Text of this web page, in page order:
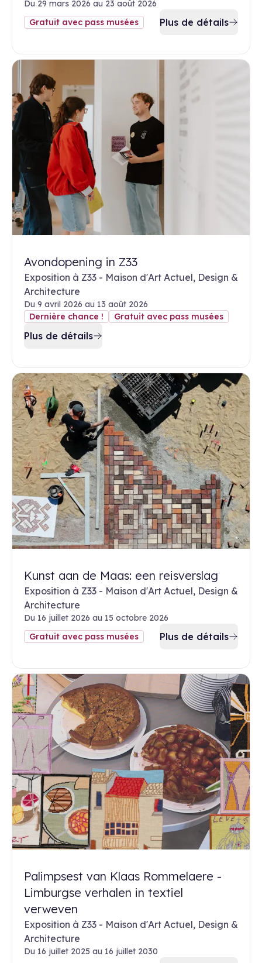
Du 29 mars 2026 au 23 août 2026
Gratuit avec pass musées
Plus de détails
Avondopening in Z33
Exposition à Z33 - Maison d'Art Actuel, Design &
Architecture
Du 9 avril 2026 au 13 août 2026
Dernière chance !
Gratuit avec pass musées
Plus de détails
Kunst aan de Maas: een reisverslag
Exposition à Z33 - Maison d'Art Actuel, Design &
Architecture
Du 16 juillet 2026 au 15 octobre 2026
Gratuit avec pass musées
Plus de détails
Palimpsest van Klaas Rommelaere -
Limburgse verhalen in textiel
verweven
Exposition à Z33 - Maison d'Art Actuel, Design &
Architecture
Du 16 juillet 2025 au 16 juillet 2030